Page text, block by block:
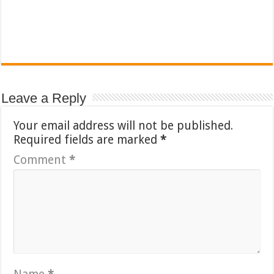
Leave a Reply
Your email address will not be published.
Required fields are marked*
Comment*